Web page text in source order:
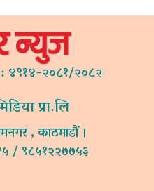
४९१४-२०८१/२०८२
प्रा.लि
, काठमाडौं ।
/ ९८५१२२७७५३